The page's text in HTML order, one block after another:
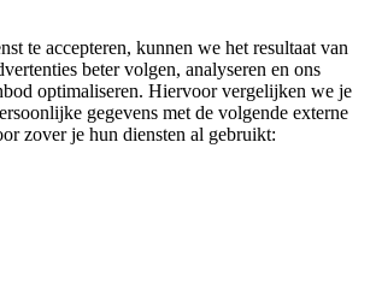
te accepteren, kunnen we het resultaat van
beter volgen, analyseren en ons
optimaliseren. Hiervoor vergelijken we je
gegevens met de volgende externe
zover je hun diensten al gebruikt: